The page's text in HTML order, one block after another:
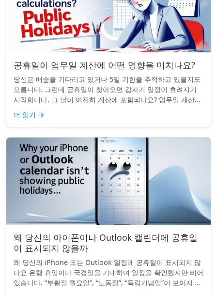
공휴일이 업무일 계산에 어떤 영향을 미치나요?
당신은 배송을 기다리고 있거나 5일 기한을 추적하고 있을지도
모릅니다. 그런데 공휴일이 찾아오면 갑자기 일정이 흐려지기
시작합니다. 그 날이 여전히 계산에 포함되나요? 업무일 계산을
할 때 공휴일은 생각보다 더 중요...
더 읽기 →
왜 당신의 아이폰이나 Outlook 캘린더에 공휴일
이 표시되지 않을까
왜 당신의 iPhone 또는 Outlook 일정에 공휴일이 표시되지 않
나요 은행 휴일이나 국경일을 기대하며 일정을 확인했지만 비어
있습니다. “부활절 월요일”, “노동절”, “독립기념일”이 보이지 않